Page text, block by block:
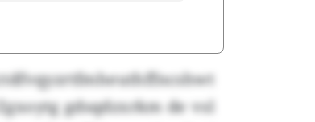
gdsqdzxrkm de vsl